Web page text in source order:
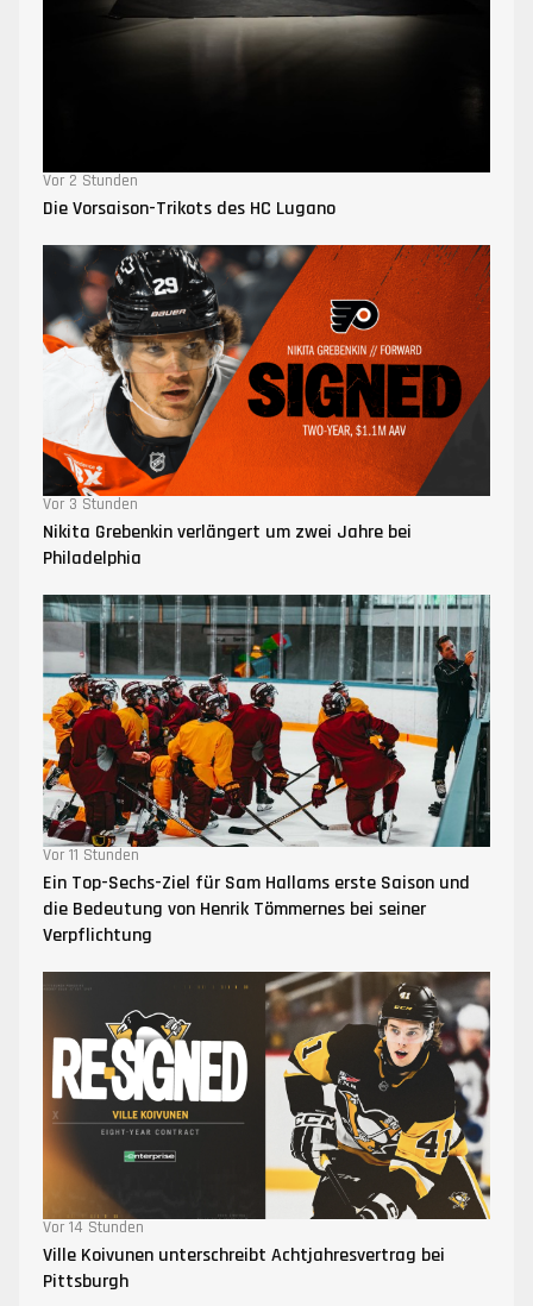
Vor 2 Stunden
Die Vorsaison-Trikots des HC Lugano
Vor 3 Stunden
Nikita Grebenkin verlängert um zwei Jahre bei
Philadelphia
Vor 11 Stunden
Ein Top-Sechs-Ziel für Sam Hallams erste Saison und
die Bedeutung von Henrik Tömmernes bei seiner
Verpflichtung
Vor 14 Stunden
Ville Koivunen unterschreibt Achtjahresvertrag bei
Pittsburgh